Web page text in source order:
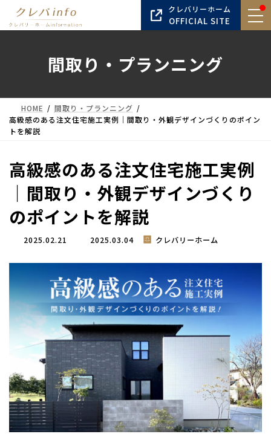
テ
キ
ゲ
に
クレバリーホーム
OFFICIAL SITE
間取り・プランニング
HOME
間取り・プランニング
高級感のある注文住宅施工実例｜間取り・外観デザインづくりのポイン
トを解説
高級感のある注文住宅施工実例
｜間取り・外観デザインづくり
のポイントを解説
2025.02.21
最
更
日
時
:
2025.03.04 クレバリーホーム